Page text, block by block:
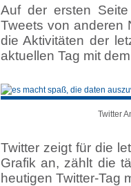
Auf der ersten
Tweets von anderen
die Aktivitäten der
aktuellen Tag mit
Twitter
Twitter zeigt für die
Grafik an, zählt die
heutigen Twitter-Tag